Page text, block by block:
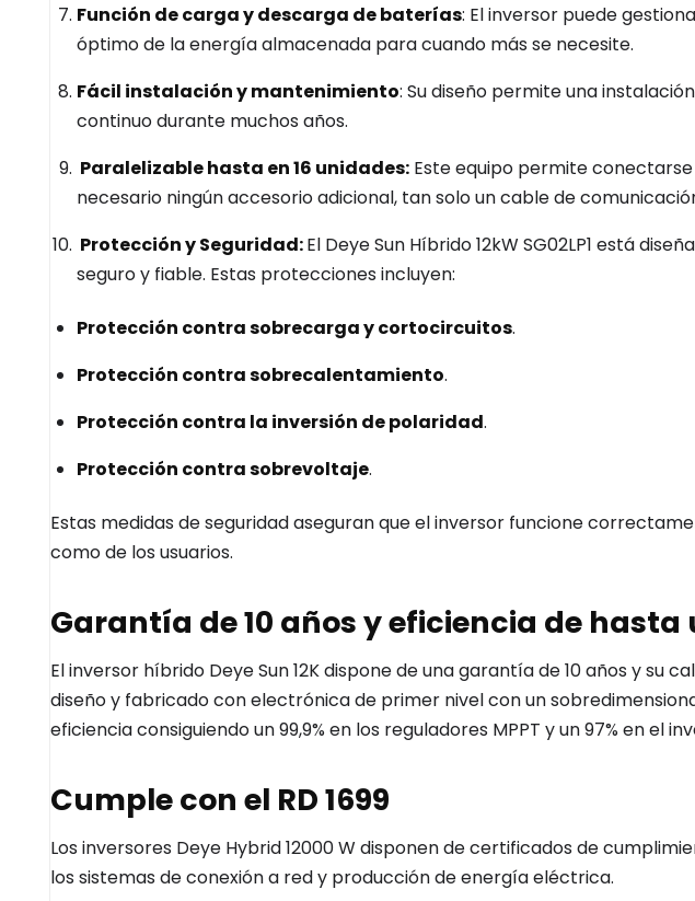
Función de carga y descarga de baterías: El inversor puede
óptimo de la energía almacenada para cuando más se necesite.
Fácil instalación y mantenimiento: Su diseño permite una
continuo durante muchos años.
Paralelizable hasta en 16 unidades: Este equipo permite
necesario ningún accesorio adicional, tan solo un cable de
Protección y Seguridad:El Deye Sun Híbrido 12kW SG02LP1 está
seguro y fiable. Estas protecciones incluyen:
Protección contra sobrecarga y cortocircuitos.
Protección contra sobrecalentamiento.
Protección contra la inversión de polaridad.
Protección contra sobrevoltaje.
Estas medidas de seguridad aseguran que el inversor funcione
como de los usuarios.
Garantía de 10 años y eficiencia de hasta
El inversor híbrido Deye Sun 12K dispone de una garantía de 10 años y
diseño y fabricado con electrónica de primer nivel con un
eficiencia consiguiendo un 99,9% en los reguladores MPPT y un 97% en el
Cumple con el RD 1699
Los inversores Deye Hybrid 12000 W disponen de certificados de
los sistemas de conexión a red y producción de energía eléctrica.